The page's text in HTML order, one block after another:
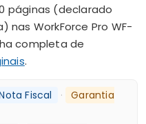
páginas (declarado
nas WorkForce Pro WF-
completa de
.
Fiscal ·
Garantia